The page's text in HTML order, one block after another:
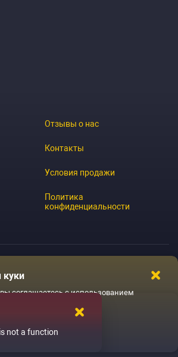
Отзывы о нас
Контакты
Условия продажи
Политика
конфиденциальности
соглашаетесь с использованием
Ладненько
not a function